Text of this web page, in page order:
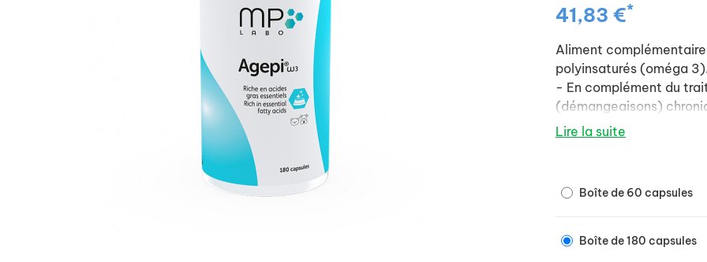
41,83 €*
Aliment
polyinsaturés (oméga
- En complément du
(démangeaisons)
- En complément du
En règle générale, une
de l'effet recherché.
Lire la suite
Boîte de 60 capsules
Boîte de 180 capsules